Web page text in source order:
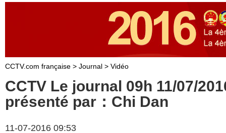
CCTV.com française > Journal > Vidéo
CCTV Le journal 09h 11/07/
présenté par：Chi Dan
11-07-2016 09:53